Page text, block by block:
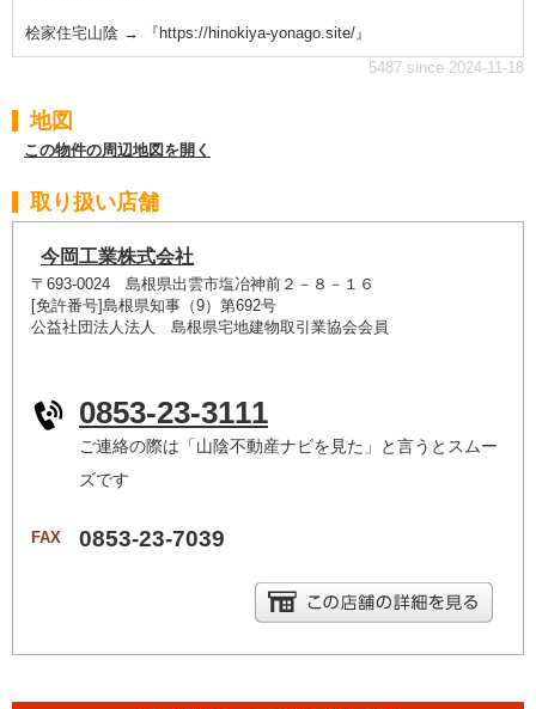
桧家住宅山陰 → 『https://hinokiya-yonago.site/』
5487 since 2024-11-18
地図
この物件の周辺地図を開く
取り扱い店舗
今岡工業株式会社
〒693-0024 島根県出雲市塩冶神前２－８－１６
[免許番号]島根県知事（9）第692号
公益社団法人法人 島根県宅地建物取引業協会会員
0853-23-3111
ご連絡の際は「山陰不動産ナビを見た」と言うとスムー
ズです
FAX 0853-23-7039